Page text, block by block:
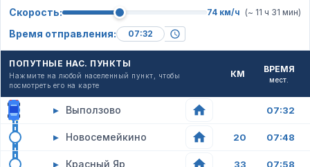
Скорость: 74 км/ч (~ 11 ч 31 мин)
Время отправления:
ПОПУТНЫЕ НАС. ПУНКТЫ
Нажмите на любой населенный пункт, чтобы
посмотреть его на карте
КМ ВРЕМЯ
мест.
▸ Выползово 07:32
▸ Новосемейкино 20 07:48
▸ Красный Яр 33 07:58